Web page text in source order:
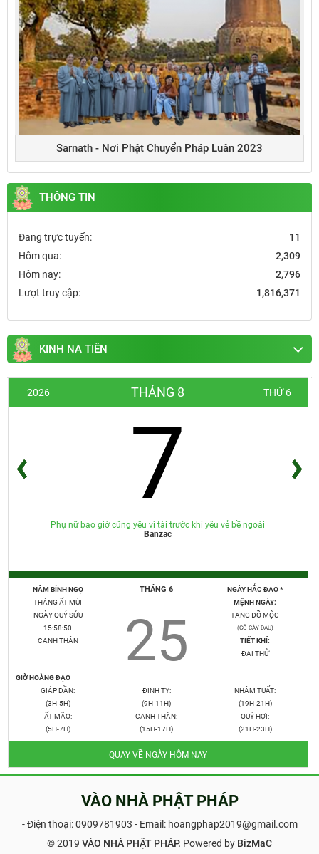
Sarnath - Nơi Phật Chuyển Pháp Luân 2023
THÔNG TIN
Đang trực tuyến:
11
Hôm qua:
2,309
Hôm nay:
2,796
Lượt truy cập:
1,816,371
KINH NA TIÊN
2026 THÁNG 8 THỨ 6
7
Phụ nữ bao giờ cũng yêu vì tài trước khi yêu vẻ bề ngoài
Banzac
NĂM BÍNH NGỌ
THÁNG ẤT MÙI
NGÀY QUÝ SỬU
15:58:51
CANH THÂN
THÁNG 6
25
NGÀY HẮC ĐẠO *
MỆNH NGÀY:
TANG ĐỒ MỘC
(GỖ CÂY DÂU)
TIẾT KHÍ:
ĐẠI THỬ
GIỜ HOÀNG ĐẠO
GIÁP DẦN:
(3H-5H)
ẤT MÃO:
(5H-7H)
ĐINH TỴ:
(9H-11H)
CANH THÂN:
(15H-17H)
NHÂM TUẤT:
(19H-21H)
QUÝ HỢI:
(21H-23H)
QUAY VỀ NGÀY HÔM NAY
VÀO NHÀ PHẬT PHÁP
- Điện thoại:0909781903 - Email: hoangphap2019@gmail.com
© 2019 VÀO NHÀ PHẬT PHÁP. Powered by BizMaC